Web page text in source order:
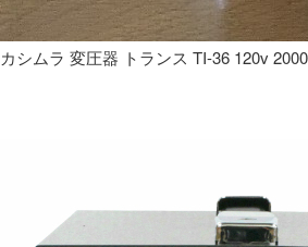
カシムラ 変圧器 トランス TI-36 120v